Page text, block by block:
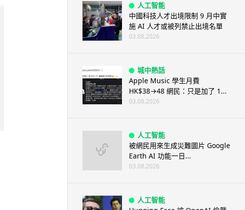
人工智能
中國科技人才出境限制 9 月中實
施 AI 人才或被列禁止出境名單
03.08.2026
城中熱話
Apple Music 學生月費
HK$38→48 網民：只是加了 1...
03.08.2026
人工智能
被網民用來生成災難圖片 Google
Earth AI 功能一日...
03.08.2026
人工智能